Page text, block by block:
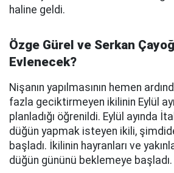
haline geldi.
Özge Gürel ve Serkan
Evlenecek?
Nişanın yapılmasının hemen
fazla geciktirmeyen ikilinin Eylül
planladığı öğrenildi. Eylül ayında
düğün yapmak isteyen ikili,
başladı. İkilinin hayranları ve
düğün gününü beklemeye başladı.